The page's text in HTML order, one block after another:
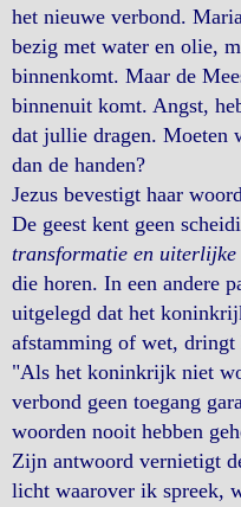
het nieuwe verbond.
bezig met water en olie,
binnenkomt. Maar de
binnenuit komt. Angst,
dat jullie dragen. Moeten
dan de handen?
Jezus bevestigt haar
De geest kent geen
transformatie en uiterlijke
die horen. In een andere
uitgelegd dat het
afstamming of wet, dringt
"Als het koninkrijk niet
verbond geen toegang
woorden nooit hebben
Zijn antwoord vernietigt
licht waarover ik spreek,